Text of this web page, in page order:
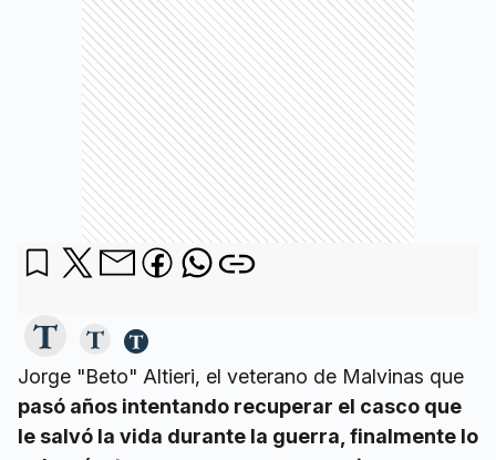
Jorge "Beto" Altieri, el veterano de Malvinas que
pasó años intentando recuperar el casco que
le salvó la vida durante la guerra, finalmente lo